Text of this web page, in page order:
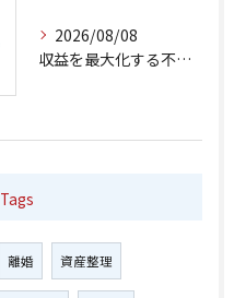
2026/08/08
収益を最大化する不動産選びと売却の最新戦略を東京都立川市で徹底解説
Tags
離婚 資産整理